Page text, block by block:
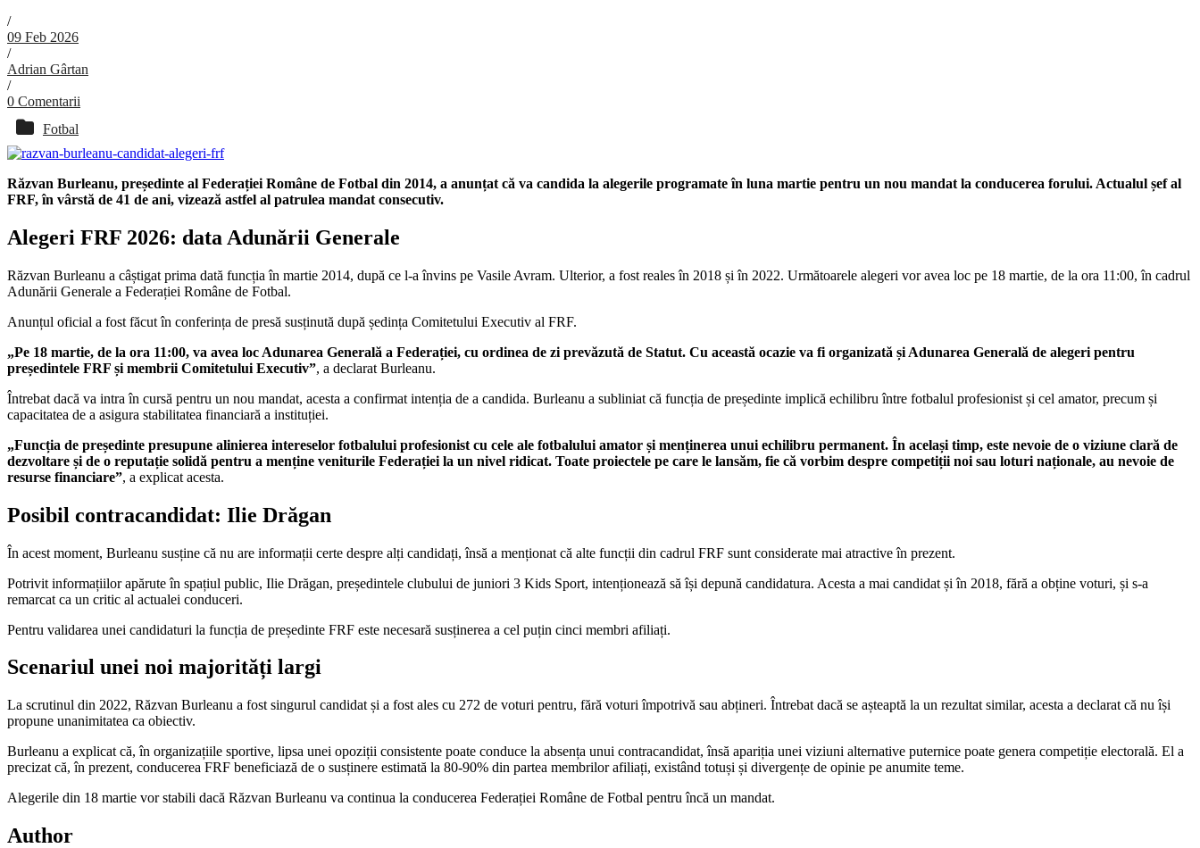
/
09 Feb 2026
/
Adrian Gârtan
/
0 Comentarii
Fotbal
Răzvan Burleanu, președinte al Federației Române de Fotbal din 2014, a anunțat că va candida la alegerile programate în luna martie pentru un nou mandat la conducerea forului. Actualul șef al
FRF, în vârstă de 41 de ani, vizează astfel al patrulea mandat consecutiv.
Alegeri FRF 2026: data Adunării Generale
Răzvan Burleanu a câștigat prima dată funcția în martie 2014, după ce l-a învins pe Vasile Avram. Ulterior, a fost reales în 2018 și în 2022. Următoarele alegeri vor avea loc pe 18 martie, de la ora 11:00, în cadrul
Adunării Generale a Federației Române de Fotbal.
Anunțul oficial a fost făcut în conferința de presă susținută după ședința Comitetului Executiv al FRF.
„Pe 18 martie, de la ora 11:00, va avea loc Adunarea Generală a Federației, cu ordinea de zi prevăzută de Statut. Cu această ocazie va fi organizată și Adunarea Generală de alegeri pentru
președintele FRF și membrii Comitetului Executiv”, a declarat Burleanu.
Întrebat dacă va intra în cursă pentru un nou mandat, acesta a confirmat intenția de a candida. Burleanu a subliniat că funcția de președinte implică echilibru între fotbalul profesionist și cel amator, precum și
capacitatea de a asigura stabilitatea financiară a instituției.
„Funcția de președinte presupune alinierea intereselor fotbalului profesionist cu cele ale fotbalului amator și menținerea unui echilibru permanent. În același timp, este nevoie de o viziune clară de
dezvoltare și de o reputație solidă pentru a menține veniturile Federației la un nivel ridicat. Toate proiectele pe care le lansăm, fie că vorbim despre competiții noi sau loturi naționale, au nevoie de
resurse financiare”, a explicat acesta.
Posibil contracandidat: Ilie Drăgan
În acest moment, Burleanu susține că nu are informații certe despre alți candidați, însă a menționat că alte funcții din cadrul FRF sunt considerate mai atractive în prezent.
Potrivit informațiilor apărute în spațiul public, Ilie Drăgan, președintele clubului de juniori 3 Kids Sport, intenționează să își depună candidatura. Acesta a mai candidat și în 2018, fără a obține voturi, și s-a
remarcat ca un critic al actualei conduceri.
Pentru validarea unei candidaturi la funcția de președinte FRF este necesară susținerea a cel puțin cinci membri afiliați.
Scenariul unei noi majorități largi
La scrutinul din 2022, Răzvan Burleanu a fost singurul candidat și a fost ales cu 272 de voturi pentru, fără voturi împotrivă sau abțineri. Întrebat dacă se așteaptă la un rezultat similar, acesta a declarat că nu își
propune unanimitatea ca obiectiv.
Burleanu a explicat că, în organizațiile sportive, lipsa unei opoziții consistente poate conduce la absența unui contracandidat, însă apariția unei viziuni alternative puternice poate genera competiție electorală. El a
precizat că, în prezent, conducerea FRF beneficiază de o susținere estimată la 80-90% din partea membrilor afiliați, existând totuși și divergențe de opinie pe anumite teme.
Alegerile din 18 martie vor stabili dacă Răzvan Burleanu va continua la conducerea Federației Române de Fotbal pentru încă un mandat.
Author